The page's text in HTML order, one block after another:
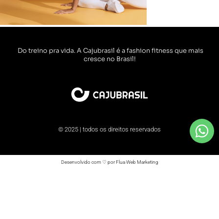
Do treino pra vida. A Cajubrasil é a fashion fitness que mais
cresce no Brasil!
© 2025 | todos os direitos reservados
Desenvolvido com ♡ por Flua Web Marketing